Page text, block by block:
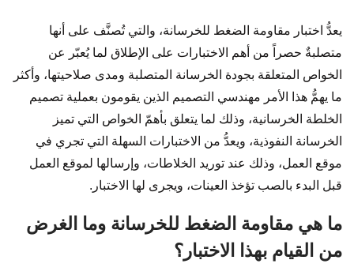
يعدُّ اختبار مقاومة الضغط للخرسانة، والتي تُصنَّف على أنها
متصلبةٌ حصراً من أهم الاختبارات على الإطلاق لما يُعبّر عن
الخواص المتعلقة بجودة الخرسانة المتصلبة ومدى صلاحيتها، وأكثر
ما يهمُّ هذا الأمر مهندسي التصميم الذين يقومون بعملية تصميم
الخلطة الخرسانية، وذلك لما يتعلق بأهمّ الخواص التي تميز
الخرسانة النفوذية، ويعدُّ من الاختبارات السهلة التي تجري في
موقع العمل، وذلك عند توريد الخلاطات، وإرسالها لموقع العمل
قبل البدء بالصب تؤخذ العينات، ويجرى لها الاختبار.
ما هي مقاومة الضغط للخرسانة وما الغرض
من القيام بهذا الاختبار؟